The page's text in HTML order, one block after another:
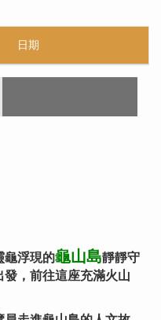
日期
龜浮現的龜山島靜靜守
，前往這座充滿火山